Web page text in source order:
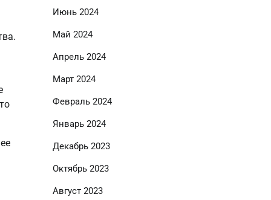
Июнь 2024
Май 2024
Апрель 2024
Март 2024
Февраль 2024
Январь 2024
Декабрь 2023
Октябрь 2023
Август 2023